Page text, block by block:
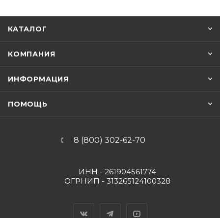
КАТАЛОГ
КОМПАНИЯ
ИНФОРМАЦИЯ
ПОМОЩЬ
8 (800) 302-62-70
ИНН - 261904561774
ОГРНИП - 313265124100328